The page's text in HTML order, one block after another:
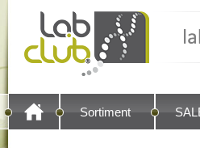
Sortiment